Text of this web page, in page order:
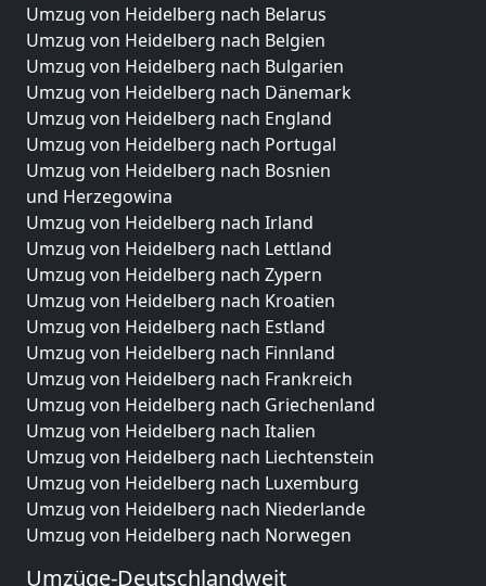
Umzug von Heidelberg nach Belarus
Umzug von Heidelberg nach Belgien
Umzug von Heidelberg nach Bulgarien
Umzug von Heidelberg nach Dänemark
Umzug von Heidelberg nach England
Umzug von Heidelberg nach Portugal
Umzug von Heidelberg nach Bosnien
und Herzegowina
Umzug von Heidelberg nach Irland
Umzug von Heidelberg nach Lettland
Umzug von Heidelberg nach Zypern
Umzug von Heidelberg nach Kroatien
Umzug von Heidelberg nach Estland
Umzug von Heidelberg nach Finnland
Umzug von Heidelberg nach Frankreich
Umzug von Heidelberg nach Griechenland
Umzug von Heidelberg nach Italien
Umzug von Heidelberg nach Liechtenstein
Umzug von Heidelberg nach Luxemburg
Umzug von Heidelberg nach Niederlande
Umzug von Heidelberg nach Norwegen
Umzüge-Deutschlandweit